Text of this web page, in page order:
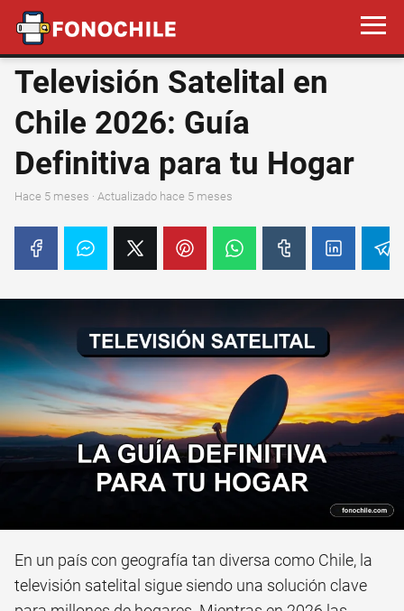
Televisión Satelital en
Chile 2026: Guía
Definitiva para tu Hogar
hace 5 meses · Actualizado hace 5 meses
En un país con geografía tan diversa como Chile, la
televisión satelital sigue siendo una solución clave